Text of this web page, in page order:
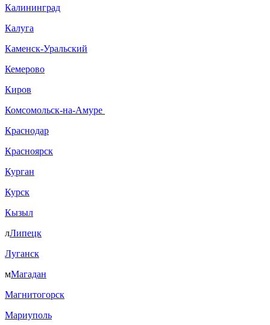
Калининград
Калуга
Каменск-Уральский
Кемерово
Киров
Комсомольск-на-Амуре
Краснодар
Красноярск
Курган
Курск
Кызыл
лЛипецк
Луганск
мМагадан
Магнитогорск
Мариуполь